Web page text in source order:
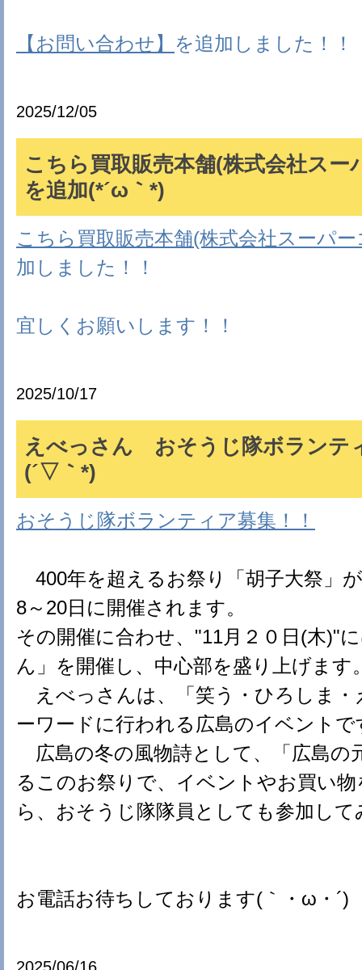
【お問い合わせ】 を追加しました！！
2025/12/05
こちら買取販売本舗(株式会社スー
を追加(*´ω｀*)
こちら買取販売本舗(株式会社スーパ
加しました！！
宜しくお願いします！！
2025/10/17
えべっさん おそうじ隊ボランテ
(´▽｀*)
おそうじ隊ボランティア募集！！
400年を超えるお祭り「胡子大祭」
8～20日に開催されます。
その開催に合わせ、"11月２０日(木)"
ん」を開催し、中心部を盛り上げます
えべっさんは、「笑う・ひろしま・
ーワードに行われる広島のイベントで
広島の冬の風物詩として、「広島の
るこのお祭りで、イベントやお買い
ら、おそうじ隊隊員としても参加し
お電話お待ちしております(｀・ω・´)